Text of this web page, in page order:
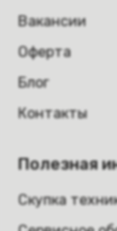
Вакансии
Оферта
Блог
Контакты
Полезная
Скупка